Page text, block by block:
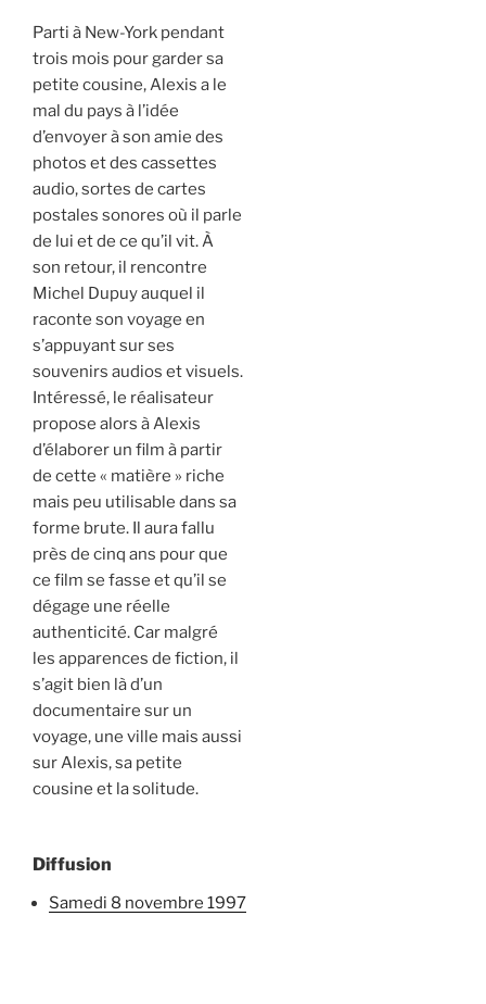
Parti à New-York pendant
trois mois pour garder sa
petite cousine, Alexis a le
mal du pays à l’idée
d’envoyer à son amie des
photos et des cassettes
audio, sortes de cartes
postales sonores où il parle
de lui et de ce qu’il vit. À
son retour, il rencontre
Michel Dupuy auquel il
raconte son voyage en
s’appuyant sur ses
souvenirs audios et visuels.
Intéressé, le réalisateur
propose alors à Alexis
d’élaborer un film à partir
de cette « matière » riche
mais peu utilisable dans sa
forme brute. Il aura fallu
près de cinq ans pour que
ce film se fasse et qu’il se
dégage une réelle
authenticité. Car malgré
les apparences de fiction, il
s’agit bien là d’un
documentaire sur un
voyage, une ville mais aussi
sur Alexis, sa petite
cousine et la solitude.
Diffusion
samedi 8 novembre 1997